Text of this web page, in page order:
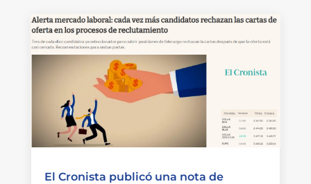
El Cronista publicó una nota de